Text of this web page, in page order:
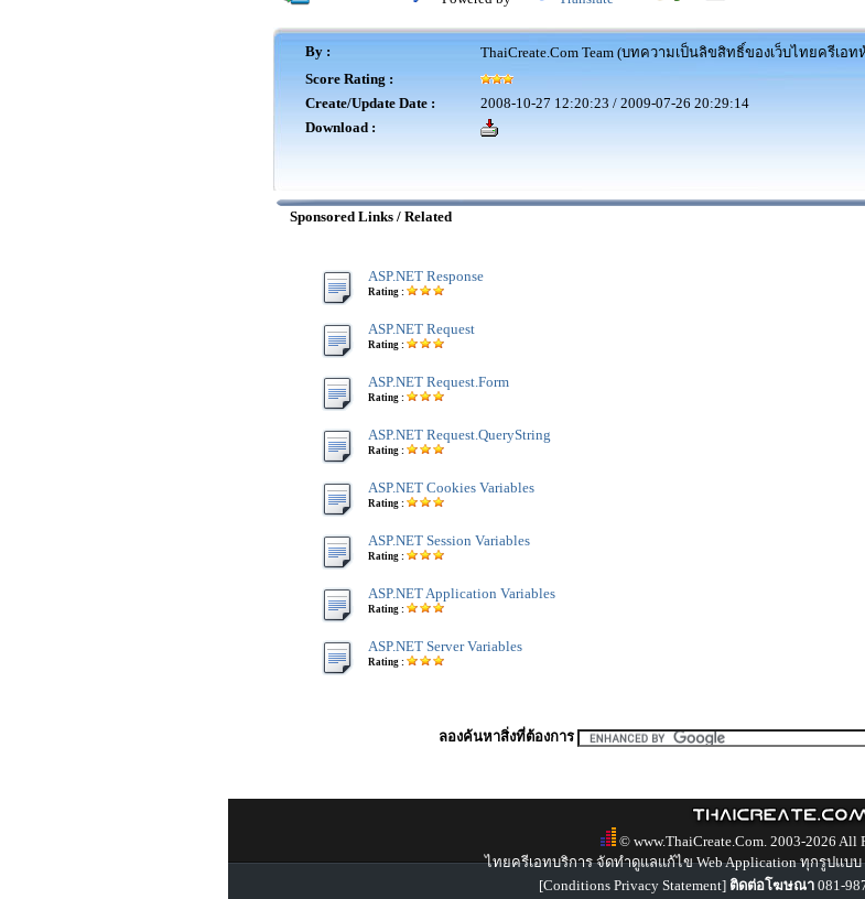
By :
ThaiCreate.Com Team (บทความเป็นลิขสิทธิ์ของเว็บไทยครีเอ
Score Rating :
Create/Update Date :
2008-10-27 12:20:23 / 2009-07-26 20:29:14
Download :
Sponsored Links / Related
ASP.NET Response
Rating :
ASP.NET Request
Rating :
ASP.NET Request.Form
Rating :
ASP.NET Request.QueryString
Rating :
ASP.NET Cookies Variables
Rating :
ASP.NET Session Variables
Rating :
ASP.NET Application Variables
Rating :
ASP.NET Server Variables
Rating :
ลองค้นหาสิ่งที่ต้องการ
© www.ThaiCreate.Com. 2003-2026 All
ไทยครีเอทบริการ จัดทำดูแลแก้ไข Web Application ทุกรูปแบบ
[Conditions Privacy Statement] ติดต่อโฆษณา 081-